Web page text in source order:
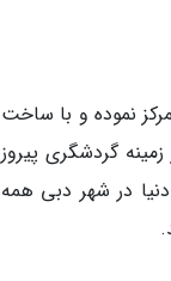
نموده و با ساخت
گردشگری پیروز
در شهر دبی همه